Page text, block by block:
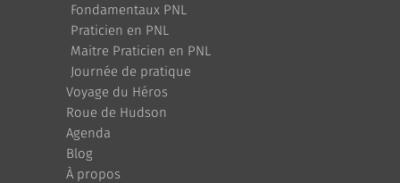
Fondamentaux PNL
Praticien en PNL
Maitre Praticien en PNL
Journée de pratique
Voyage du Héros
Roue de Hudson
Agenda
Blog
À propos